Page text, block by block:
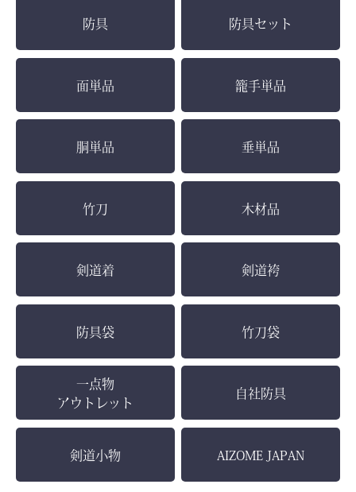
防具 防具セット
面単品 籠手単品
胴単品 垂単品
竹刀 木材品
剣道着 剣道袴
防具袋 竹刀袋
一点物
アウトレット
自社防具
剣道小物 AIZOME JAPAN